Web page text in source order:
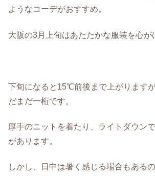
ようなコーデがおすすめ。
大阪の3月上旬はあたたかな服装を心が
下旬になると15℃前後まで上がります
だまだ一桁です。
厚手のニットを着たり、ライトダウン
があります。
しかし、日中は暑く感じる場合もある